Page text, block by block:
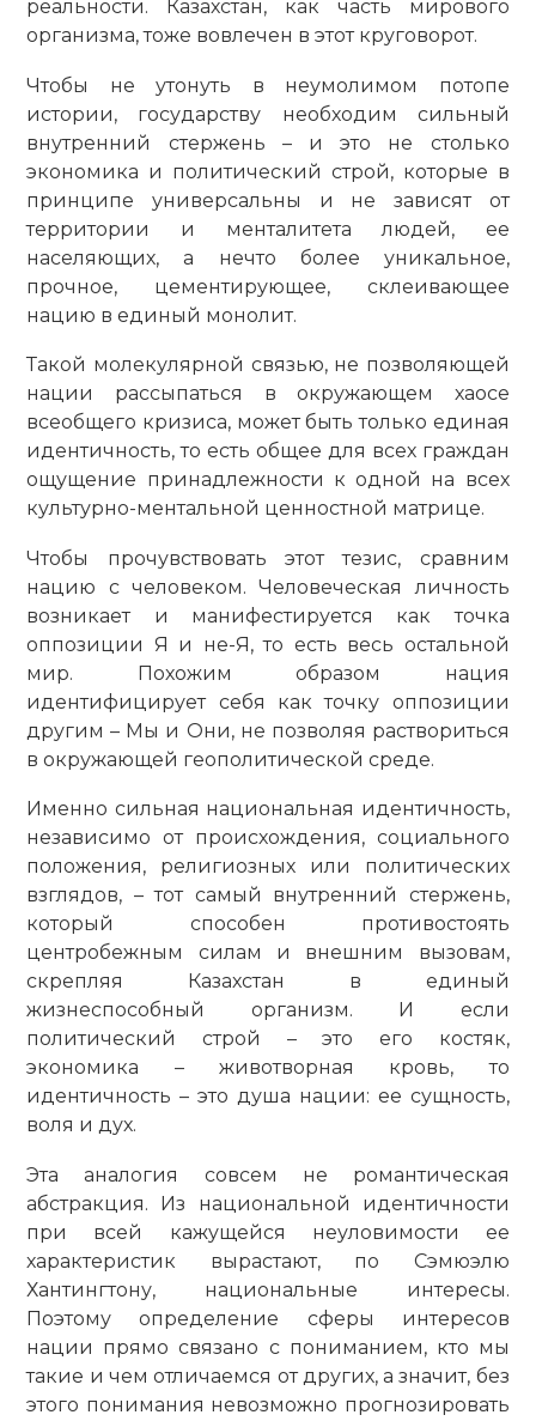
реальности. Казахстан, как часть мирового
организма, тоже вовлечен в этот круговорот.
Чтобы не утонуть в неумолимом потопе
истории, государству необходим сильный
внутренний стержень – и это не столько
экономика и политический строй, которые в
принципе универсальны и не зависят от
территории и менталитета людей, ее
населяющих, а нечто более уникальное,
прочное, цементирующее, склеивающее
нацию в единый монолит.
Такой молекулярной связью, не позволяющей
нации рассыпаться в окружающем хаосе
всеобщего кризиса, может быть только единая
идентичность, то есть общее для всех граждан
ощущение принадлежности к одной на всех
культурно-ментальной ценностной матрице.
Чтобы прочувствовать этот тезис, сравним
нацию с человеком. Человеческая личность
возникает и манифестируется как точка
оппозиции Я и не-Я, то есть весь остальной
мир. Похожим образом нация
идентифицирует себя как точку оппозиции
другим – Мы и Они, не позволяя раствориться
в окружающей геополитической среде.
Именно сильная национальная идентичность,
независимо от происхождения, социального
положения, религиозных или политических
взглядов, – тот самый внутренний стержень,
который способен противостоять
центробежным силам и внешним вызовам,
скрепляя Казахстан в единый
жизнеспособный организм. И если
политический строй – это его костяк,
экономика – животворная кровь, то
идентичность – это душа нации: ее сущность,
воля и дух.
Эта аналогия совсем не романтическая
абстракция. Из национальной идентичности
при всей кажущейся неуловимости ее
характеристик вырастают, по Сэмюэлю
Хантингтону, национальные интересы.
Поэтому определение сферы интересов
нации прямо связано с пониманием, кто мы
такие и чем отличаемся от других, а значит, без
этого понимания невозможно прогнозировать